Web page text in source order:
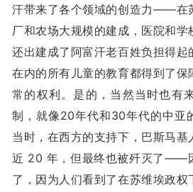
汗带来了各个领域的创造力——在
厂和农场大规模的建成，医院和学
还出建成了阿富汗老百姓负担得起
在内的所有儿童的教育都得到了保
常的权利。是的，当然当时也有
制，就像20年代和30年代的中
当时，在西方的支持下，巴斯马基
近 20 年，但最终也被歼灭了——
了，因为人们看到了在苏维埃政权